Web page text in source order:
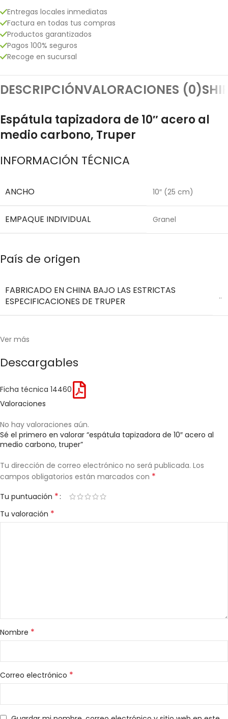
Entregas locales inmediatas
Factura en todas tus compras
Productos garantizados
Pagos 100% seguros
Recoge en sucursal
DESCRIPCIÓNVALORACIONES (0)
Espátula tapizadora de 10″ acero al
medio carbono, Truper
INFORMACIÓN TÉCNICA
ANCHO 10″ (25 cm)
EMPAQUE INDIVIDUAL Granel
País de origen
FABRICADO EN CHINA BAJO LAS ESTRICTAS
ESPECIFICACIONES DE TRUPER
..
Ver más
Descargables
Ficha técnica 14460
Valoraciones
No hay valoraciones aún.
Sé el primero en valorar “espátula tapizadora de 10″ acero al
medio carbono, truper”
Tu dirección de correo electrónico no será publicada. Los
campos obligatorios están marcados con *
Tu puntuación *
Tu valoración *
Nombre *
Correo electrónico *